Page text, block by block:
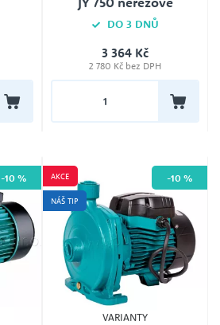
DO 3 DNŮ
Jmenovité napětí
230V
3 364 Kč
2 780 Kč bez DPH
-10 % AKCE
NÁŠ TIP
-10 %
VARIANTY